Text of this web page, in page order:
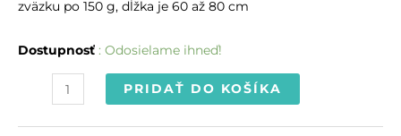
zväzku po 150 g, dĺžka je 60 až 80 cm
Dostupnosť : Odosielame ihneď!
PRIDAŤ DO KOŠÍKA